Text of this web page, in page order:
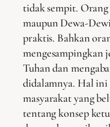
tidak sempit.
maupun Dewa-
praktis. Bahkan
Tuhan dan
didalamnya. Hal
masyarakat yang
tentang konsep